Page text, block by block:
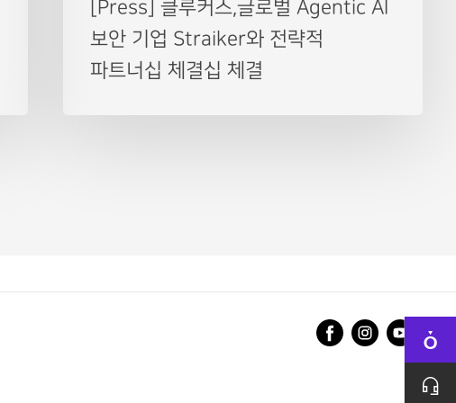
[Press] 클루커스,글로벌 Agentic AI
보안 기업 Straiker와 전략적
파트너십 체결십 체결